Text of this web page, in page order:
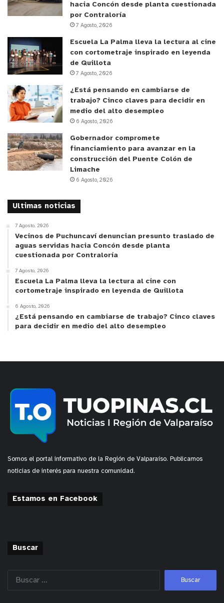
hacia Concón desde planta cuestionada
por Contraloría
7 Agosto, 2026
Escuela La Palma lleva la lectura al cine
con cortometraje inspirado en leyenda
de Quillota
7 Agosto, 2026
¿Está pensando en cambiarse de
trabajo? Cinco claves para decidir en
medio del alto desempleo
6 Agosto, 2026
Gobernador compromete
financiamiento para avanzar en la
construcción del Puente Colón de
Limache
6 Agosto, 2026
Ultimas noticias
7 Agosto, 2026
Vecinos de Puchuncaví denuncian presunto traslado de
aguas servidas hacia Concón desde planta
cuestionada por Contraloría
7 Agosto, 2026
Escuela La Palma lleva la lectura al cine con
cortometraje inspirado en leyenda de Quillota
6 Agosto, 2026
¿Está pensando en cambiarse de trabajo? Cinco claves
para decidir en medio del alto desempleo
Somos el portal informativo de la Región de Valparaíso. Publicamos
noticias de interés para nuestra comunidad.
Estamos en Facebook
Buscar